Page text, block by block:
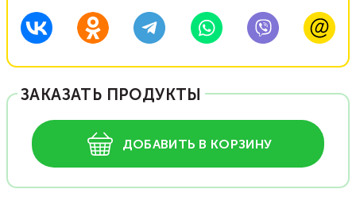
ЗАКАЗАТЬ ПРОДУКТЫ
ДОБАВИТЬ В КОРЗИНУ